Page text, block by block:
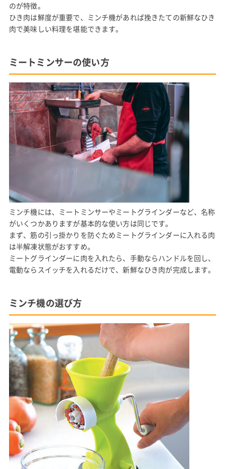
のが特徴。
ひき肉は鮮度が重要で、ミンチ機があれば挽きたての新鮮なひき
肉で美味しい料理を堪能できます。
ミートミンサーの使い方
ミンチ機には、ミートミンサーやミートグラインダーなど、名称
がいくつかありますが基本的な使い方は同じです。
まず、筋の引っ掛かりを防ぐためミートグラインダーに入れる肉
は半解凍状態がおすすめ。
ミートグラインダーに肉を入れたら、手動ならハンドルを回し、
電動ならスイッチを入れるだけで、新鮮なひき肉が完成します。
ミンチ機の選び方